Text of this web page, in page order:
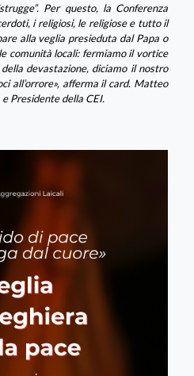
Per questo, la Conferenza
i religiosi, le religiose e tutto il
alla veglia presieduta dal Papa o
comunità locali: fermiamo il vortice
devastazione, diciamo il nostro
all’orrore», afferma il card. Matteo
Presidente della CEI.